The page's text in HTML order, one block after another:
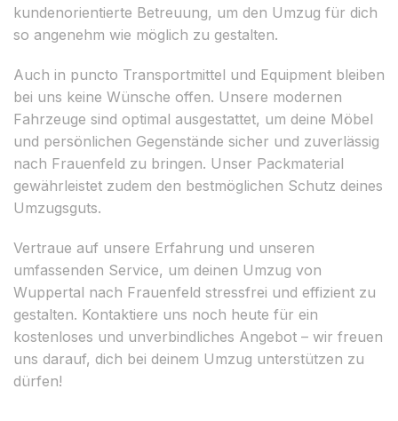
kundenorientierte Betreuung, um den Umzug für dich
so angenehm wie möglich zu gestalten.
Auch in puncto Transportmittel und Equipment bleiben
bei uns keine Wünsche offen. Unsere modernen
Fahrzeuge sind optimal ausgestattet, um deine Möbel
und persönlichen Gegenstände sicher und zuverlässig
nach Frauenfeld zu bringen. Unser Packmaterial
gewährleistet zudem den bestmöglichen Schutz deines
Umzugsguts.
Vertraue auf unsere Erfahrung und unseren
umfassenden Service, um deinen Umzug von
Wuppertal nach Frauenfeld stressfrei und effizient zu
gestalten. Kontaktiere uns noch heute für ein
kostenloses und unverbindliches Angebot – wir freuen
uns darauf, dich bei deinem Umzug unterstützen zu
dürfen!